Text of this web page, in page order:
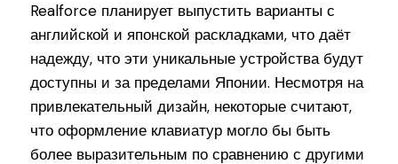
Realforce планирует выпустить варианты с
английской и японской раскладками, что даёт
надежду, что эти уникальные устройства будут
доступны и за пределами Японии. Несмотря на
привлекательный дизайн, некоторые считают,
что оформление клавиатур могло бы быть
более выразительным по сравнению с другими